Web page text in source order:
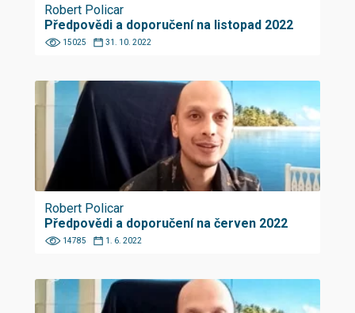
Robert Policar
Předpovědi a doporučení na listopad 2022
15025 31. 10. 2022
Robert Policar
Předpovědi a doporučení na červen 2022
14785 1. 6. 2022